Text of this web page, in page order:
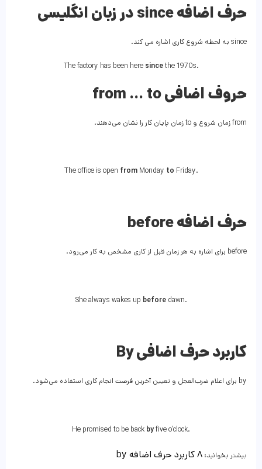
حرف اضافه since در زبان انگلیسی
since به لحظه شروع کاری اشاره می کند.
The factory has been here sincethe 1970s.
حروف اضافی from … to
from زمان شروع و to زمان پایان کار را نشان می‌دهند.
The office is open fromMonday to Friday.
حرف اضافه before
before برای اشاره به هر زمان قبل از کاری مشخص به کار می‌رود.
She always wakes up beforedawn.
کاربرد حرف اضافی By
by برای اعلام ضرب‌العجل و تعیین آخرین فرصت انجام کاری استفاده می‌شود.
He promised to be back byfive o’clock.
بیشتر بخوانید: ۸ کاربرد حرف اضافه by